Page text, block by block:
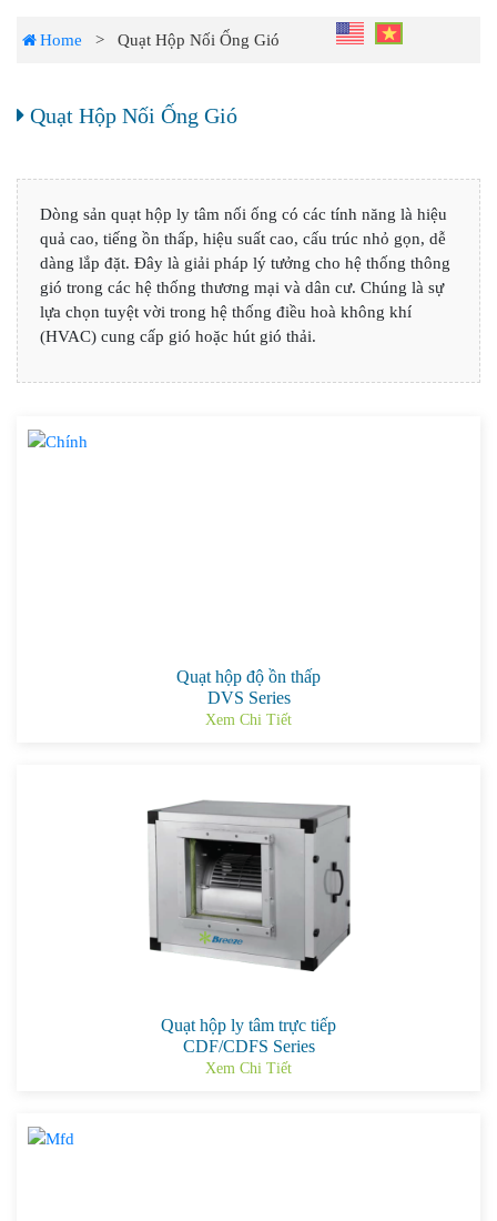
Home > Quạt Hộp Nối Ống Gió
Quạt Hộp Nối Ống Gió
Dòng sản quạt hộp ly tâm nối ống có các tính năng là hiệu
quả cao, tiếng ồn thấp, hiệu suất cao, cấu trúc nhỏ gọn, dễ
dàng lắp đặt. Đây là giải pháp lý tưởng cho hệ thống thông
gió trong các hệ thống thương mại và dân cư. Chúng là sự
lựa chọn tuyệt vời trong hệ thống điều hoà không khí
(HVAC) cung cấp gió hoặc hút gió thải.
Quạt hộp độ ồn thấp
DVS Series
Xem Chi Tiết
Quạt hộp ly tâm trực tiếp
CDF/CDFS Series
Xem Chi Tiết